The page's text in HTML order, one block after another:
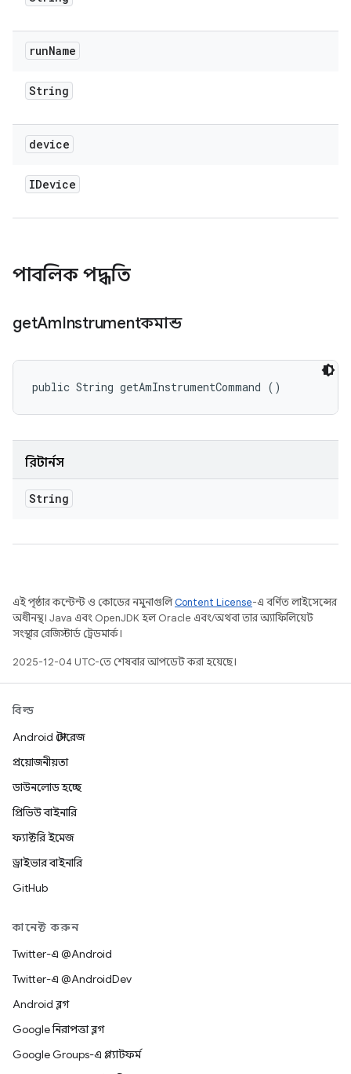
runName
String
device
IDevice
পাবলিক পদ্ধতি
getAmInstrumentকমান্ড
public String getAmInstrumentCommand ()
রিটার্নস
String
এই পৃষ্ঠার কন্টেন্ট ও কোডের নমুনাগুলিContent License-এ বর্ণিত লাইসেন্সের
অধীনস্থ। Java এবং OpenJDK হল Oracle এবং/অথবা তার অ্যাফিলিয়েট
সংস্থার রেজিস্টার্ড ট্রেডমার্ক।
2025-12-04 UTC-তে শেষবার আপডেট করা হয়েছে।
বিল্ড
Android স্টোরেজ
প্রয়োজনীয়তা
ডাউনলোড হচ্ছে
প্রিভিউ বাইনারি
ফ্যাক্টরি ইমেজ
ড্রাইভার বাইনারি
GitHub
কানেক্ট করুন
Twitter-এ @Android
Twitter-এ @AndroidDev
Android ব্লগ
Google নিরাপত্তা ব্লগ
Google Groups-এ প্ল্যাটফর্ম